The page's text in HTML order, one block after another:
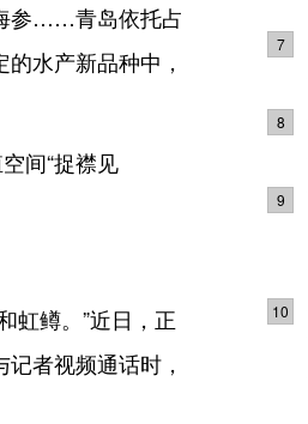
参……青岛依托占
水产新品种中，
间“捉襟见
虹鳟。”近日，正
者视频通话时，
7
8
9
10